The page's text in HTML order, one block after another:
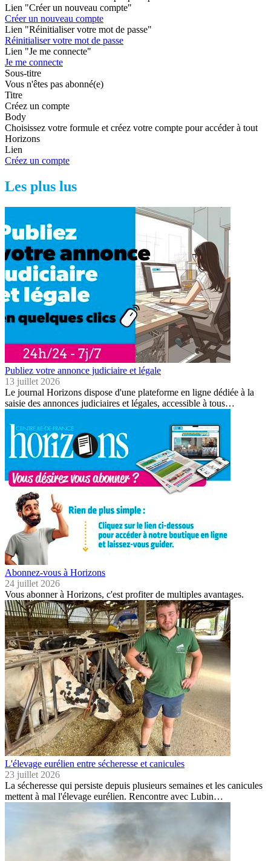
Lien "Créer un nouveau compte"
Créer un nouveau compte
Lien "Réinitialiser votre mot de passe"
Réinitialiser votre mot de passe
Lien "Je me connecte"
Je me connecte
Sous-titre
Vous n'êtes pas abonné(e)
Titre
Créez un compte
Body
Choisissez votre formule et créez votre compte pour accéder à tout
Horizons
Lien
Créez un compte
Les plus lus
Publiez votre annonce judiciaire et légale
13 juillet 2026
Le journal Horizons dispose d'une plateforme en ligne dédiée à la
saisie des annonces judiciaires et légales, accessible à tous…
Abonnez-vous à Horizons
24 juillet 2026
Vous abonner à Horizons, c'est profiter de multiples avantages.
L'élevage eurélien entre sécheresse et canicules
23 juillet 2026
La sécheresse qui persiste depuis plusieurs semaines et les canicules
mettent à mal l'élevage eurélien. Rencontre avec Lubin…